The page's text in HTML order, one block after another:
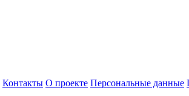
Контакты О проекте Персональные данные